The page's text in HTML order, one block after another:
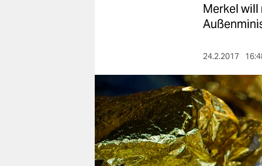
berlin
nord
wahrheit
Merkel will
24.2.2017